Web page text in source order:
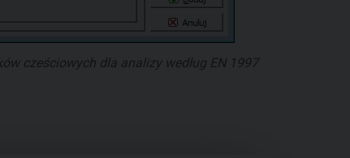
cześciowych dla analizy według EN 1997